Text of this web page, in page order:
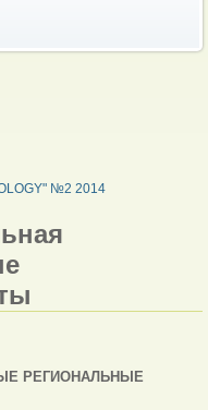
№2 2014
РЕГИОНАЛЬНЫЕ